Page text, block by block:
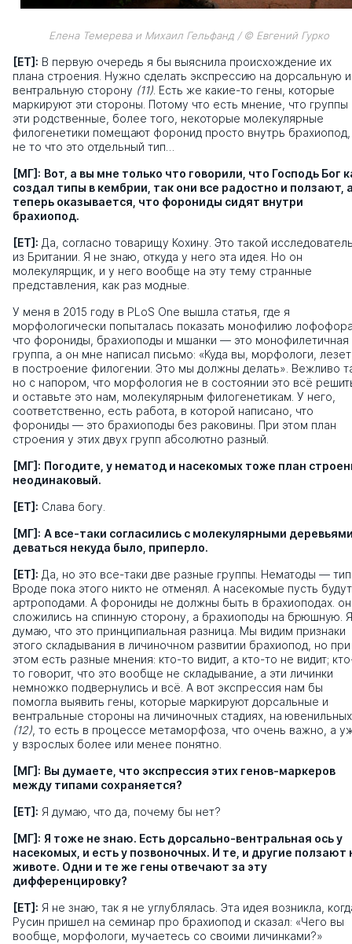
Елена Темерева и Михаил Гельфанд / © Евгений Гурко
[ЕТ]: В первую очередь я бы выяснила происхождение их
плана строения. Нужно сделать экспрессию на дорсальную и
вентральную сторону (11) . Есть же какие-то гены, которые
маркируют эти стороны. Потому что есть мнение, что группы
эти родственные, более того, некоторые молекулярные
филогенетики помещают форонид просто внутрь брахиопод,
не то что это отдельный тип…
[МГ]: Вот, а вы мне только что говорили, что Господь Бог
создал типы в кембрии, так они все радостно и ползают,
теперь оказывается, что форониды сидят внутри
брахиопод.
[ЕТ]: Да, согласно товарищу Кохину. Это такой
из Британии. Я не знаю, откуда у него эта идея. Но он
молекулярщик, и у него вообще на эту тему странные
представления, как раз модные.
У меня в 2015 году в PLoS One вышла статья, где я
морфологически попыталась показать монофилию
что форониды, брахиоподы и мшанки — это монофилетичная
группа, а он мне написал письмо: «Куда вы, морфологи,
в построение филогении. Это мы должны делать». Вежливо
но с напором, что морфология не в состоянии это всё
и оставьте это нам, молекулярным филогенетикам. У него,
соответственно, есть работа, в которой написано, что
форониды — это брахиоподы без раковины. При этом план
строения у этих двух групп абсолютно разный.
[МГ]: Погодите, у нематод и насекомых тоже план
неодинаковый.
[ЕТ]: Слава богу.
[МГ]: А все-таки согласились с молекулярными
деваться некуда было, приперло.
[ЕТ]: Да, но это все-таки две разные группы. Нематоды —
Вроде пока этого никто не отменял. А насекомые пусть будут
артроподами. А форониды не должны быть в брахиоподах.
сложились на спинную сторону, а брахиоподы на брюшную. Я
думаю, что это принципиальная разница. Мы видим признаки
этого складывания в личиночном развитии брахиопод, но при
этом есть разные мнения: кто-то видит, а кто-то не видит;
то говорит, что это вообще не складывание, а эти личинки
немножко подвернулись и всё. А вот экспрессия нам бы
помогла выявить гены, которые маркируют дорсальные и
вентральные стороны на личиночных стадиях, на ювенильных
(12) , то есть в процессе метаморфоза, что очень важно, а
у взрослых более или менее понятно.
[МГ]: Вы думаете, что экспрессия этих генов-маркеров
между типами сохраняется?
[ЕТ]: Я думаю, что да, почему бы нет?
[МГ]: Я тоже не знаю. Есть дорсально-вентральная ось у
насекомых, и есть у позвоночных. И те, и другие ползают
животе. Одни и те же гены отвечают за эту
дифференцировку?
[ЕТ]: Я не знаю, так я не углублялась. Эта идея возникла,
Русин пришел на семинар про брахиопод и сказал: «Чего вы
вообще, морфологи, мучаетесь со своими личинками?»